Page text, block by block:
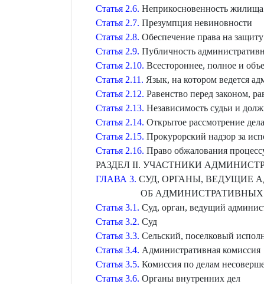
Статья 2.6. Неприкосновенность
Статья 2.7. Презумпция невиновности
Статья 2.8. Обеспечение права на
Статья 2.9. Публичность
Статья 2.10. Всестороннее, полное и
Статья 2.11. Язык, на котором ведется
Статья 2.12. Равенство перед законом,
Статья 2.13. Независимость судьи и
Статья 2.14. Открытое рассмотрение
Статья 2.15. Прокурорский надзор за
Статья 2.16. Право обжалования
РАЗДЕЛ II. УЧАСТНИКИ
ГЛАВА 3. СУД, ОРГАНЫ, ВЕДУЩИЕ
ОБ
Статья 3.1. Суд, орган, ведущий
Статья 3.2. Суд
Статья 3.3. Сельский, поселковый
Статья 3.4. Административная комиссия
Статья 3.5. Комиссия по делам
Статья 3.6. Органы внутренних дел